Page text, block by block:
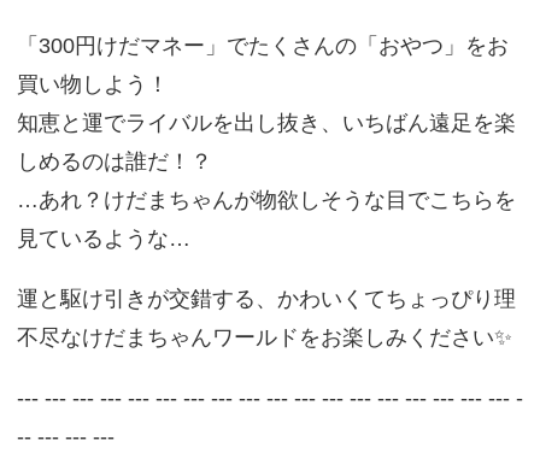
「300円けだマネー」でたくさんの「おやつ」をお
買い物しよう！
知恵と運でライバルを出し抜き、いちばん遠足を楽
しめるのは誰だ！？
…あれ？けだまちゃんが物欲しそうな目でこちらを
見ているような…
運と駆け引きが交錯する、かわいくてちょっぴり理
不尽なけだまちゃんワールドをお楽しみください✨
--- --- --- --- --- --- --- --- --- --- --- --- --- --- --- --- --- --- -
-- --- --- ---